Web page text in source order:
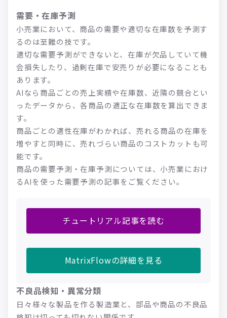
需要・在庫予測
小売業において、商品の需要や適切な在庫数を予測す
るのは至難の技です。
適切な需要予測ができないと、在庫が欠品していて機
会損失したり、過剰在庫で安売りが必要になることも
あります。
AIなら商品ごとの売上実績や在庫数、近隣の競合とい
ったデータから、各商品の適正な在庫数を算出できま
す。
商品ごとの適性在庫がわかれば、売れる商品の在庫を
増やすと同時に、売れづらい商品のコストカットも可
能です。
商品の需要予測・在庫予測については、小売業におけ
るAIを使った需要予測の記事をご覧ください。
チュートリアル記事を読む
MatrixFlowの詳細を見る
不良品検知・異常分類
日々様々な製品を作る製造業と、部品や商品の不良品